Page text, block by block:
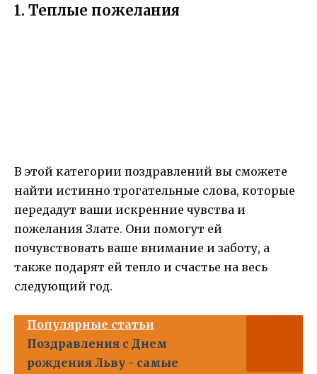
1. Теплые пожелания
В этой категории поздравлений вы сможете
найти истинно трогательные слова, которые
передадут ваши искренние чувства и
пожелания Злате. Они помогут ей
почувствовать ваше внимание и заботу, а
также подарят ей тепло и счастье на весь
следующий год.
Популярные статьи
Поздравления с Днем
рождения Льву - самые